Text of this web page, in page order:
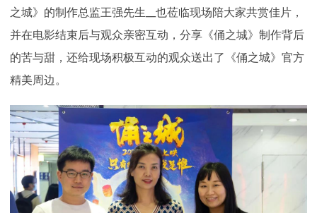
之城》的制作总监王强先生__也莅临现场陪大家共赏佳片，
并在电影结束后与观众亲密互动，分享《俑之城》制作背后
的苦与甜，还给现场积极互动的观众送出了《俑之城》官方
精美周边。